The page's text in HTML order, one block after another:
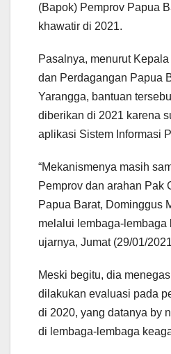
(Bapok) Pemprov Papua
khawatir di 2021.
Pasalnya, menurut
dan Perdagangan Papua
Yarangga, bantuan
diberikan di 2021 karena
aplikasi Sistem Informasi
“Mekanismenya masih
Pemprov dan arahan Pak
Papua Barat, Dominggus
melalui lembaga-lembaga
ujarnya, Jumat (29/01/
Meski begitu, dia
dilakukan evaluasi pada
di 2020, yang datanya by
di lembaga-lembaga